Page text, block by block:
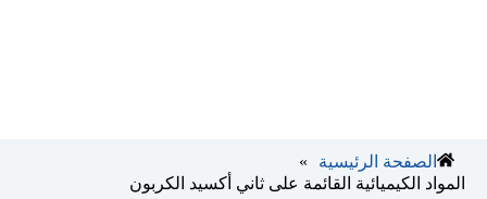
الصفحة الرئيسية
»
المواد الكيميائية القائمة على ثاني أكسيد الكربون